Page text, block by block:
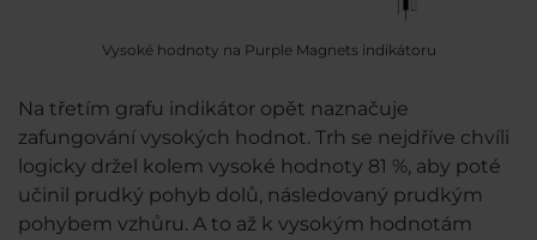
Vysoké hodnoty na Purple Magnets indikátoru
Na třetím grafu indikátor opět naznačuje
zafungování vysokých hodnot. Trh se nejdříve chvíli
logicky držel kolem vysoké hodnoty 81 %, aby poté
učinil prudký pohyb dolů, následovaný prudkým
pohybem vzhůru. A to až k vysokým hodnotám